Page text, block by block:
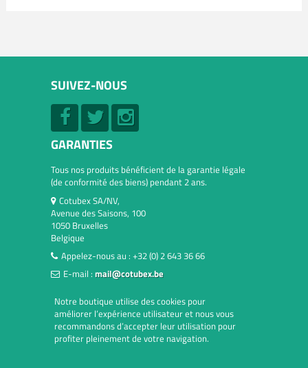
SUIVEZ-NOUS
GARANTIES
Tous nos produits bénéficient de la garantie légale
(de conformité des biens) pendant 2 ans.
Cotubex SA/NV,
Avenue des Saisons, 100
1050 Bruxelles
Belgique
Appelez-nous au : +32 (0) 2 643 36 66
E-mail : mail@cotubex.be
Notre boutique utilise des cookies pour
améliorer l’expérience utilisateur et nous vous
recommandons d’accepter leur utilisation pour
profiter pleinement de votre navigation.